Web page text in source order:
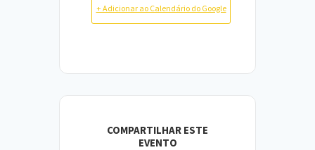
+ Adicionar ao Calendário do Google
COMPARTILHAR ESTE
EVENTO